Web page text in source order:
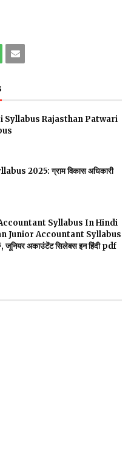
Syllabus Rajasthan Patwari
2025: ग्राम विकास अधिकारी
Syllabus In Hindi
Junior Accountant Syllabus
अकाउंटेंट सिलेबस इन हिंदी pdf